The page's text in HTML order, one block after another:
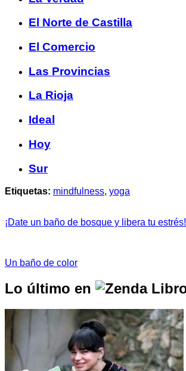
El Norte de Castilla
El Comercio
Las Provincias
La Rioja
Ideal
Hoy
Sur
Etiquetas: mindfulness, yoga
¡Date un baño de bosque y libera tu estrés!
Un baño de color
Lo último en